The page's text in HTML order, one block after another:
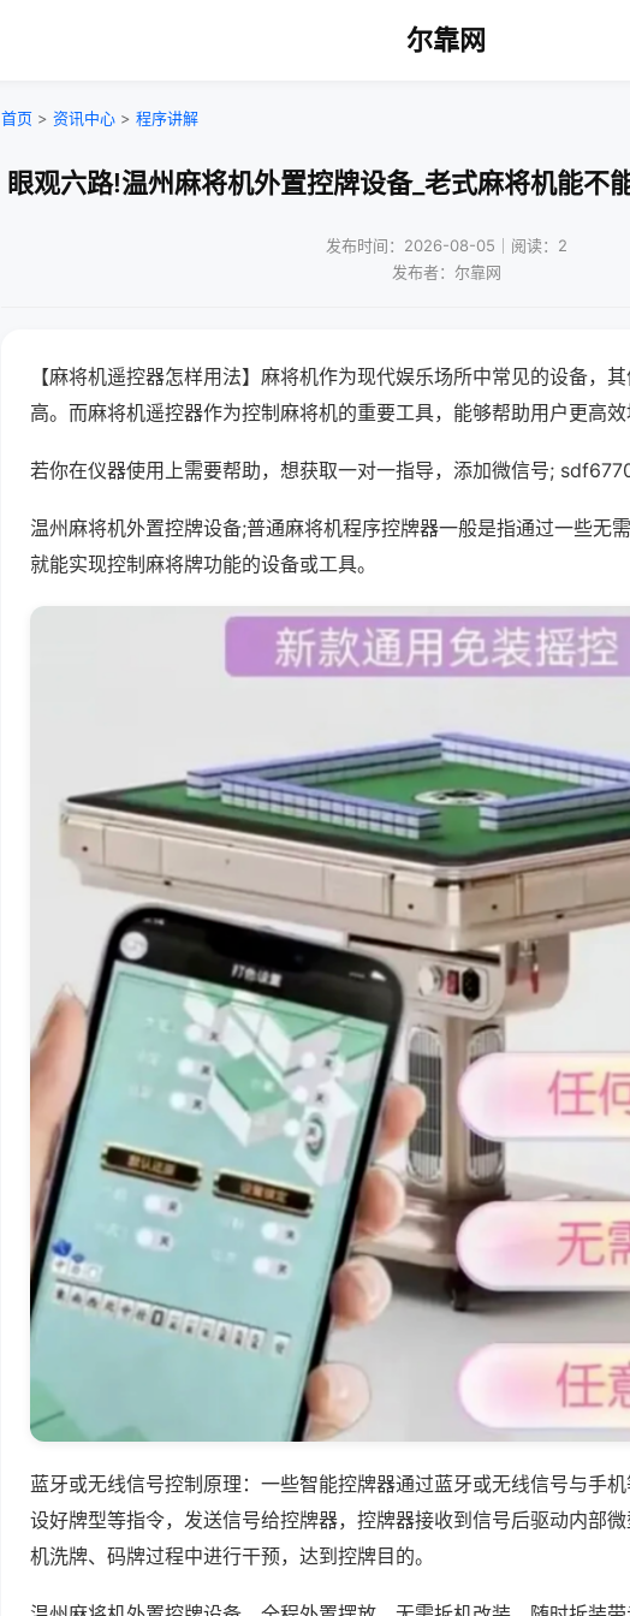
尔靠网
首页 > 资讯中心 > 程序讲解
眼观六路!温州麻将机外置控牌设备_老式麻将机能不
发布时间：2026-08-05｜阅读：2
发布者：尔靠网
【麻将机遥控器怎样用法】麻将机作为现代娱乐场所中常见的设备，
高。而麻将机遥控器作为控制麻将机的重要工具，能够帮助用户更高效
若你在仪器使用上需要帮助，想获取一对一指导，添加微信号;
温州麻将机外置控牌设备;普通麻将机程序控牌器一般是指通过一些无
就能实现控制麻将牌功能的设备或工具。
蓝牙或无线信号控制原理：一些智能控牌器通过蓝牙或无线信号与手
设好牌型等指令，发送信号给控牌器，控牌器接收到信号后驱动内部
机洗牌、码牌过程中进行干预，达到控牌目的。